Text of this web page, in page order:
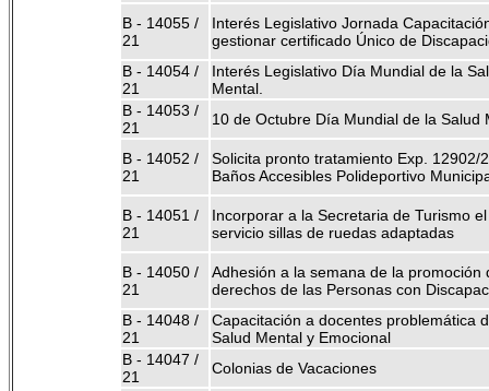
B - 14055 /
21
Interés Legislativo Jornada
gestionar certificado Único de
B - 14054 /
21
Interés Legislativo Día Mundial de la
Mental.
B - 14053 /
21
10 de Octubre Día Mundial de la Salud
B - 14052 /
21
Solicita pronto tratamiento Exp. 12902/
Baños Accesibles Polideportivo
B - 14051 /
21
Incorporar a la Secretaria de Turismo el
servicio sillas de ruedas adaptadas
B - 14050 /
21
Adhesión a la semana de la promoción
derechos de las Personas con
B - 14048 /
21
Capacitación a docentes problemática
Salud Mental y Emocional
B - 14047 /
21
Colonias de Vacaciones